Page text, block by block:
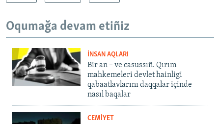
Oqumağa devam etiñiz
İNSAN AQLARI
Bir an – ve casussıñ. Qırım
mahkemeleri devlet hainligi
qabaatlavlarını daqqalar içinde
nasıl baqalar
CEMİYET